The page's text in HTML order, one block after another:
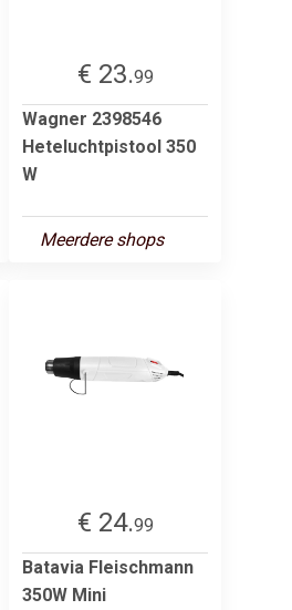
€ 23.99
Wagner 2398546
Heteluchtpistool 350
W
Meerdere shops
€ 24.99
Batavia Fleischmann
350W Mini